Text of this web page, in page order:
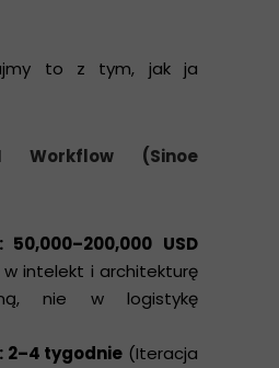
to z tym, jak ja
Workflow (Sinoe
50,000–200,000 USD
intelekt i architekturę
nie w logistykę
2–4 tygodnie (Iteracja